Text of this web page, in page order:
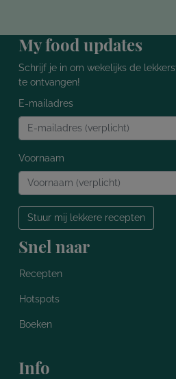
My food updates
Schrijf je in om wekelijks de
te ontvangen!
E-mailadres
Voornaam
Stuur mij lekkere recepten
Snel naar
Recepten
Hotspots
Boeken
Info